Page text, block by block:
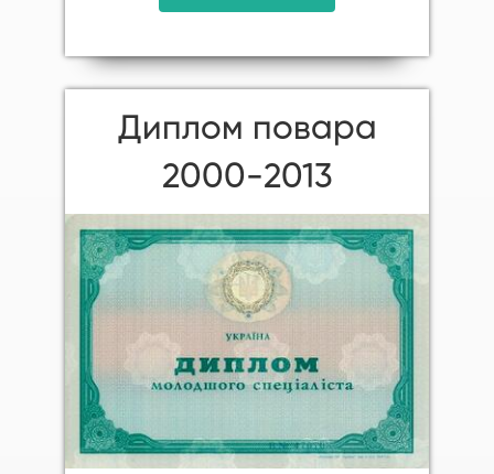
Диплом повара
2000-2013